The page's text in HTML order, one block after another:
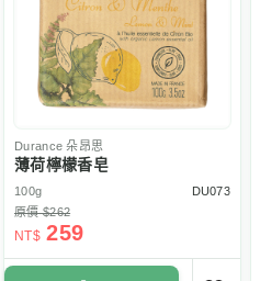
Durance 朵昂思
薄荷檸檬香皂
100g
DU073
原價 $262
NT$ 259